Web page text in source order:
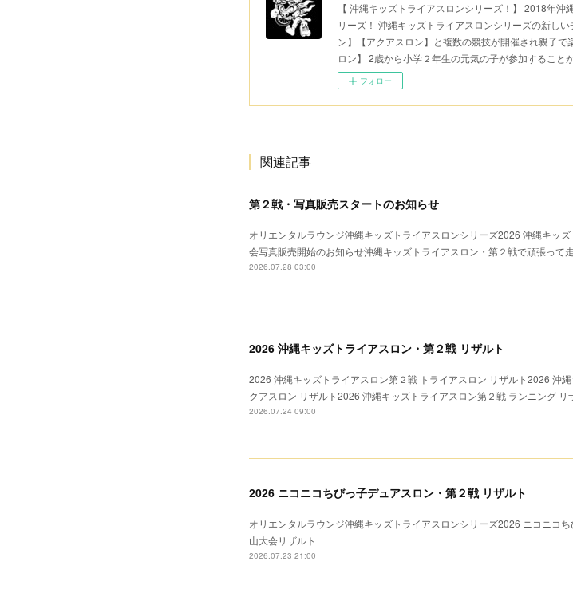
【 沖縄キッズトライアスロンシリーズ！】 2018年
リーズ！ 沖縄キッズトライアスロンシリーズの新し
ン】【アクアスロン】と複数の競技が開催され親子
ロン】 2歳から小学２年生の元気の子が参加するこ
フォロー
関連記事
第２戦・写真販売スタートのお知らせ
オリエンタルラウンジ沖縄キッズトライアスロンシリーズ2026 沖縄キッ
会写真販売開始のお知らせ沖縄キッズトライアスロン・第２戦で頑張って
2026.07.28 03:00
2026 沖縄キッズトライアスロン・第２戦 リザルト
2026 沖縄キッズトライアスロン第２戦 トライアスロン リザルト2026 沖
クアスロン リザルト2026 沖縄キッズトライアスロン第２戦 ランニング リ
2026.07.24 09:00
2026 ニコニコちびっ子デュアスロン・第２戦 リザルト
オリエンタルラウンジ沖縄キッズトライアスロンシリーズ2026 ニコニコ
山大会リザルト
2026.07.23 21:00